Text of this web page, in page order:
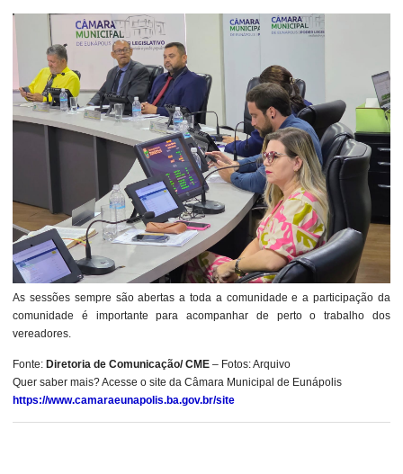
As sessões sempre são abertas a toda a comunidade e a participação da
comunidade é importante para acompanhar de perto o trabalho dos
vereadores.
Fonte: Diretoria de Comunicação/ CME – Fotos: Arquivo
Quer saber mais? Acesse o site da Câmara Municipal de Eunápolis
https://www.camaraeunapolis.ba.gov.br/site